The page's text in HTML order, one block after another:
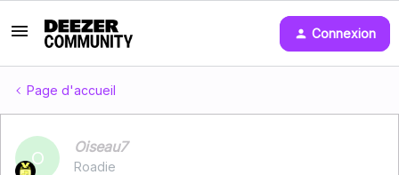
Connexion
Page d'accueil
O
Oiseau7
Roadie